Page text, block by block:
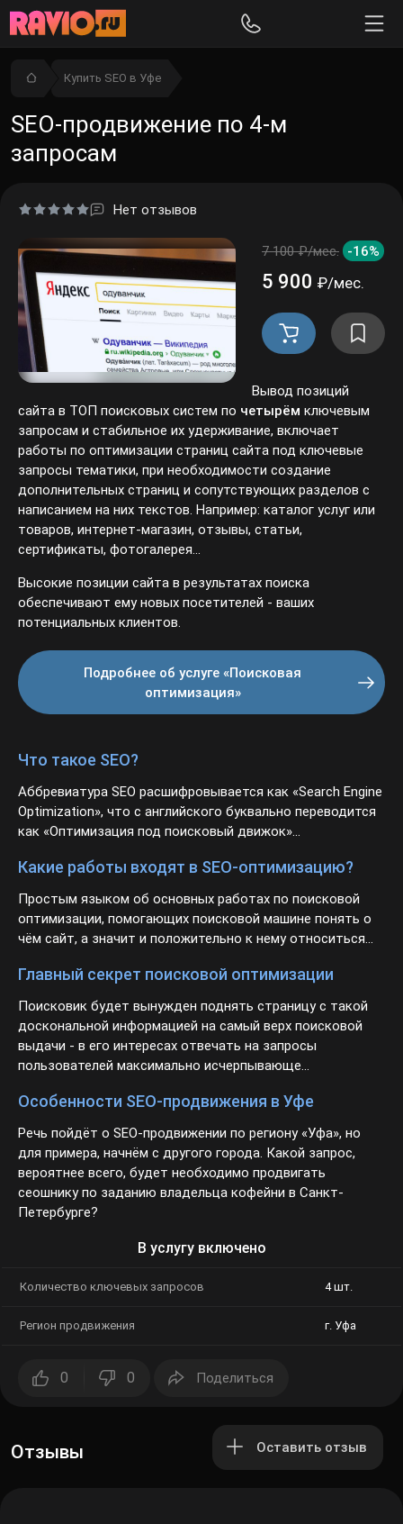
Купить SEO в Уфе
SEO-продвижение по 4-м
запросам
Нет отзывов
7 100 ₽/мес. -16%
5 900 ₽/мес.
Вывод позиций
сайта в ТОП поисковых систем по четырём ключевым
запросам и стабильное их удерживание, включает
работы по оптимизации страниц сайта под ключевые
запросы тематики, при необходимости создание
дополнительных страниц и сопутствующих разделов с
написанием на них текстов. Например: каталог услуг или
товаров, интернет-магазин, отзывы, статьи,
сертификаты, фотогалерея...
Высокие позиции сайта в результатах поиска
обеспечивают ему новых посетителей - ваших
потенциальных клиентов.
Подробнее об услуге «Поисковая
оптимизация»
Что такое SEO?
Аббревиатура SEO расшифровывается как «Search Engine
Optimization», что с английского буквально переводится
как «Оптимизация под поисковый движок»...
Какие работы входят в SEO-оптимизацию?
Простым языком об основных работах по поисковой
оптимизации, помогающих поисковой машине понять о
чём сайт, а значит и положительно к нему относиться...
Главный секрет поисковой оптимизации
Поисковик будет вынужден поднять страницу с такой
доскональной информацией на самый верх поисковой
выдачи - в его интересах отвечать на запросы
пользователей максимально исчерпывающе...
Особенности SEO-продвижения в Уфе
Речь пойдёт о SEO-продвижении по региону «Уфа», но
для примера, начнём с другого города. Какой запрос,
вероятнее всего, будет необходимо продвигать
сеошнику по заданию владельца кофейни в Санкт-
Петербурге?
В услугу включено
Количество ключевых запросов 4 шт.
Регион продвижения г. Уфа
0 0 Поделиться
Отзывы Оставить отзыв